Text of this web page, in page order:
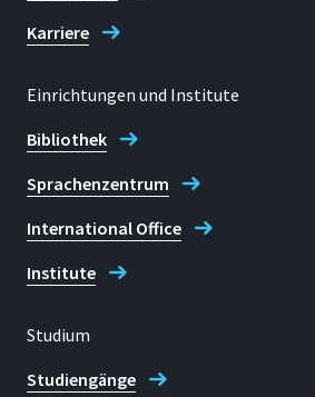
Karriere
Einrichtungen und Institute
Bibliothek
Sprachenzentrum
International Office
Institute
Studium
Studiengänge